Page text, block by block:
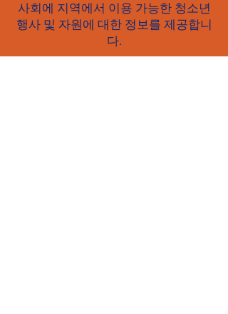
사회에 지역에서 이용 가능한 청소년
행사 및 자원에 대한 정보를 제공합니
다.